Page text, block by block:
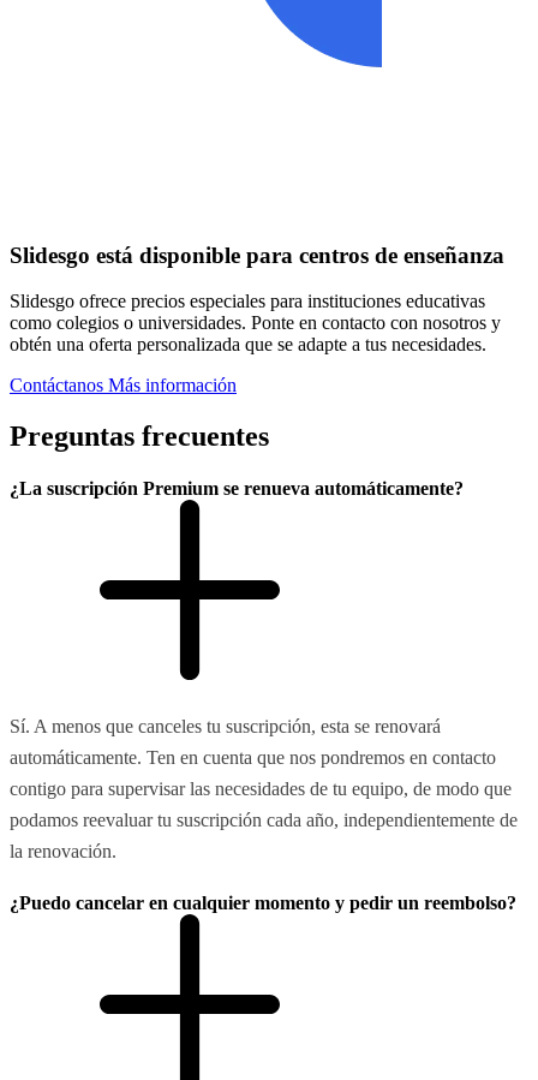
Slidesgo está disponible para centros de enseñanza
Slidesgo ofrece precios especiales para instituciones educativas
como colegios o universidades. Ponte en contacto con nosotros y
obtén una oferta personalizada que se adapte a tus necesidades.
Contáctanos Más información
Preguntas frecuentes
¿La suscripción Premium se renueva automáticamente?
Sí. A menos que canceles tu suscripción, esta se renovará
automáticamente. Ten en cuenta que nos pondremos en contacto
contigo para supervisar las necesidades de tu equipo, de modo que
podamos reevaluar tu suscripción cada año, independientemente de
la renovación.
¿Puedo cancelar en cualquier momento y pedir un reembolso?